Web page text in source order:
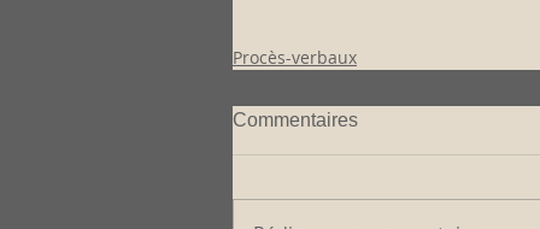
Procès-verbaux
Commentaires